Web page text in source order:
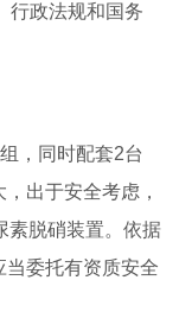
行政法规和国务
，同时配套2台
出于安全考虑，
素脱硝装置。依据
当委托有资质安全